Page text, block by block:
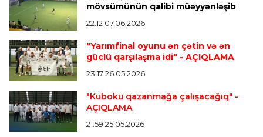
transfer edir
Offside 20:51 08.08.2026
Kamandan oxatma üzrə ölkə çempionatında
finalçılar bəlli oldu
Offside 20:27 08.08.2026
mövsümünün qalibi müəyyənləşib
22:12 07.06.2026
"Yarımfinal oyunu ən çətin və ən
güclü qarşılaşma idi" - AÇIQLAMA
23:17 26.05.2026
"Kuboku qazanmağa çalışacağıq" -
AÇIQLAMA
21:59 25.05.2026